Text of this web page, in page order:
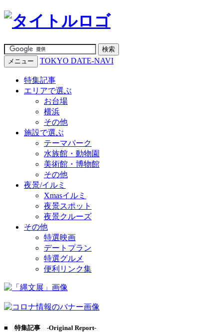
メニュー TOKYO DATE-NAVI
特集記事
エリアで選ぶ
お台場
横浜
その他
施設で選ぶ
テーマパーク
水族館・動物園
美術館・博物館
その他
夜景/イルミ
Xmasイルミ
夜景スポット
夜景クルーズ
その他
特選映画
デートプラン
特選グルメ
便利リンク集
■ 特集記事 -Original Report-